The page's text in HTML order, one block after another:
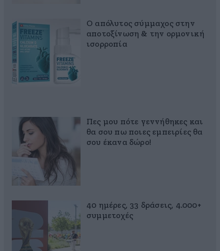
Ο απόλυτος σύμμαχος στην
αποτοξίνωση & την ορμονική
ισορροπία
Πες μου πότε γεννήθηκες και
θα σου πω ποιες εμπειρίες θα
σου έκανα δώρο!
40 ημέρες, 33 δράσεις, 4.000+
συμμετοχές